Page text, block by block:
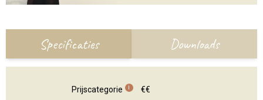
Specificaties Downloads
Prijscategorie i €€